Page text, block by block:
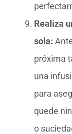
Realiza
sola:
próxima
una
para
quede
o